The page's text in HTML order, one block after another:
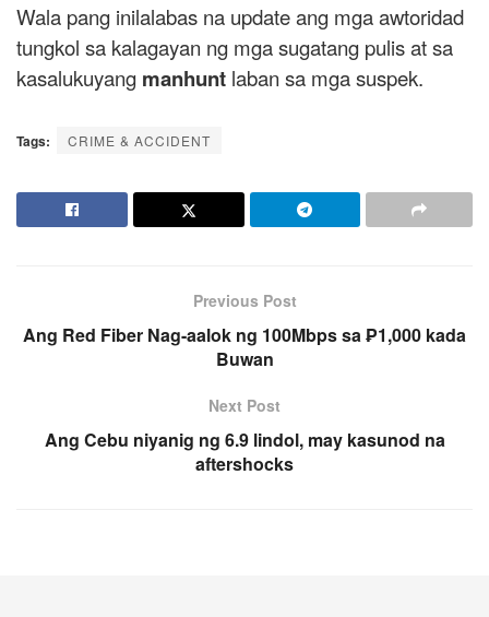
Wala pang inilalabas na update ang mga awtoridad
tungkol sa kalagayan ng mga sugatang pulis at sa
kasalukuyang manhunt laban sa mga suspek.
Tags: CRIME & ACCIDENT
Previous Post
Ang Red Fiber Nag-aalok ng 100Mbps sa ₱1,000 kada
Buwan
Next Post
Ang Cebu niyanig ng 6.9 lindol, may kasunod na
aftershocks